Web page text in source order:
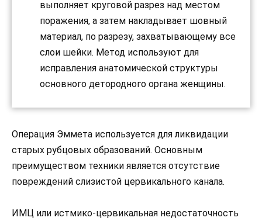
выполняет круговой разрез над местом
поражения, а затем накладывает шовный
материал, по разрезу, захватывающему все
слои шейки. Метод используют для
исправления анатомической структуры
основного детородного органа женщины.
Операция Эммета используется для ликвидации
старых рубцовых образований. Основным
преимуществом техники является отсутствие
повреждений слизистой цервикального канала.
ИМЦ или истмико-цервикальная недостаточность